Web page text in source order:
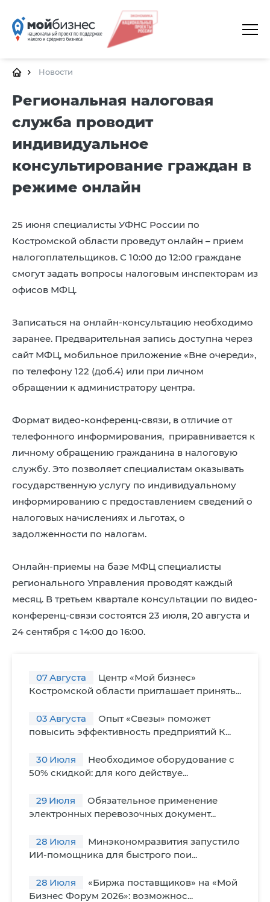
8 (4942) 42-35-83
ЛИЧНЫЙ КАБИНЕТ
ГЛАВНАЯ
ЦЕНТРЫ
КАЛЕНДАРЬ МЕРОПРИЯТИЙ
ДОКУМЕНТЫ
КОНТАКТЫ
Новости
Региональная налоговая
служба проводит
индивидуальное
консультирование граждан в
режиме онлайн
25 июня специалисты УФНС России по
Костромской области проведут онлайн – прием
налогоплательщиков. С 10:00 до 12:00 граждане
смогут задать вопросы налоговым инспекторам из
офисов МФЦ.
Записаться на онлайн-консультацию необходимо
заранее. Предварительная запись доступна через
сайт МФЦ, мобильное приложение «Вне очереди»,
по телефону 122 (доб.4) или при личном
обращении к администратору центра.
Формат видео-конференц-связи, в отличие от
телефонного информирования, приравнивается к
личному обращению гражданина в налоговую
службу. Это позволяет специалистам оказывать
государственную услугу по индивидуальному
информированию с предоставлением сведений о
налоговых начислениях и льготах, о
задолженности по налогам.
Онлайн-приемы на базе МФЦ специалисты
регионального Управления проводят каждый
месяц. В третьем квартале консультации по видео-
конференц-связи состоятся 23 июля, 20 августа и
24 сентября с 14:00 до 16:00.
07Августа
Центр «Мой бизнес»
Костромской области приглашает принять...
03 Августа
Опыт «Свезы» поможет
повысить эффективность предприятий К...
30 Июля
Необходимое оборудование с
50% скидкой: для кого действуе...
29 Июля
Обязательное применение
электронных перевозочных документ...
28 Июля
Минэкономразвития запустило
ИИ-помощника для быстрого пои...
28 Июля
«Биржа поставщиков» на «Мой
Бизнес Форум 2026»: возможнос...